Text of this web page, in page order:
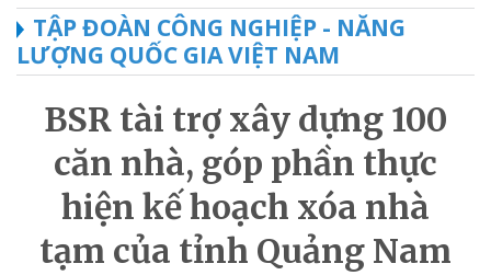
TẬP ĐOÀN CÔNG NGHIỆP - NĂNG
LƯỢNG QUỐC GIA VIỆT NAM
BSR tài trợ xây dựng 100
căn nhà, góp phần thực
hiện kế hoạch xóa nhà
tạm của tỉnh Quảng Nam